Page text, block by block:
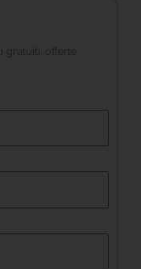
offerte